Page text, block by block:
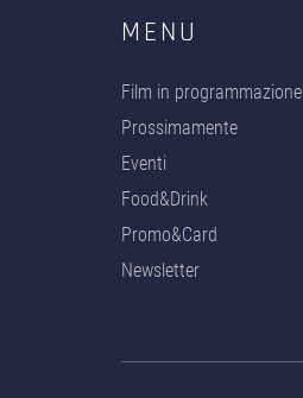
MENU
Film in programmazione
Prossimamente
Eventi
Food&Drink
Promo&Card
Newsletter